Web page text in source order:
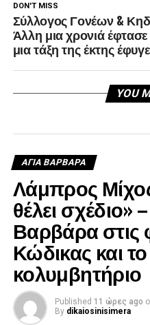
DON'T MISS
Σύλλογος Γονέων &
Άλλη μια χρονιά
μια τάξη της έκτης
YOU
ΑΓΙΑ ΒΑΡΒΑΡΑ
Λάμπρος
θέλει σχέδιο»
Βαρβάρα στις
Κώδικας και
κολυμβητήριο
Published 11 ώρες ago
By dikaiosinisimera